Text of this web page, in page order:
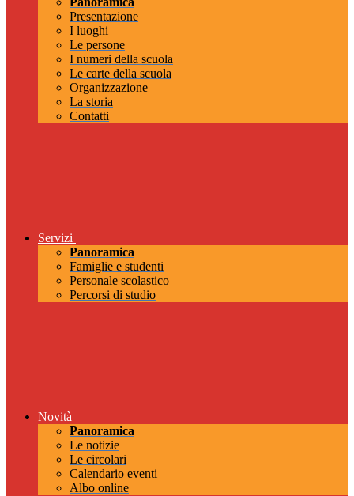
Presentazione
I luoghi
Le persone
I numeri della scuola
Le carte della scuola
Organizzazione
La storia
Contatti
Servizi
Panoramica
Famiglie e studenti
Personale scolastico
Percorsi di studio
Novità
Panoramica
Le notizie
Le circolari
Calendario eventi
Albo online